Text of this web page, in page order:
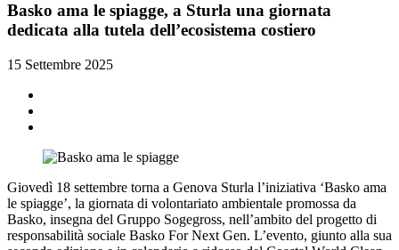
Basko ama le spiagge, a Sturla una giornata
dedicata alla tutela dell’ecosistema costiero
15 Settembre 2025
Giovedì 18 settembre torna a Genova Sturla l’iniziativa ‘Basko ama
le spiagge’, la giornata di volontariato ambientale promossa da
Basko, insegna del Gruppo Sogegross, nell’ambito del progetto di
responsabilità sociale Basko For Next Gen. L’evento, giunto alla sua